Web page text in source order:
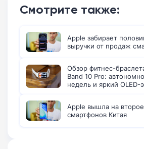
Смотрите также:
Apple забирает
выручки от продаж
Обзор фитнес-
Band 10 Pro:
недель и яркий OLED-
Apple вышла на
смартфонов Китая